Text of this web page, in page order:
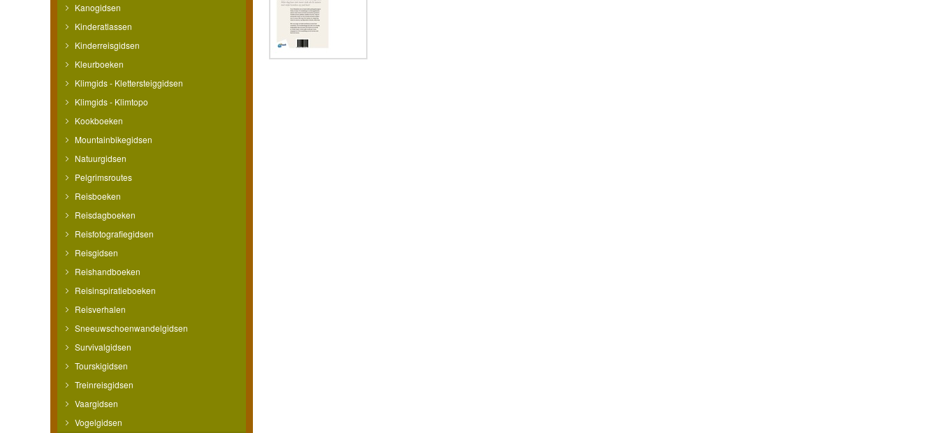
Kanogidsen
Kinderatlassen
Kinderreisgidsen
Kleurboeken
Klimgids - Klettersteiggidsen
Klimgids - Klimtopo
Kookboeken
Mountainbikegidsen
Natuurgidsen
Pelgrimsroutes
Reisboeken
Reisdagboeken
Reisfotografiegidsen
Reisgidsen
Reishandboeken
Reisinspiratieboeken
Reisverhalen
Sneeuwschoenwandelgidsen
Survivalgidsen
Tourskigidsen
Treinreisgidsen
Vaargidsen
Vogelgidsen